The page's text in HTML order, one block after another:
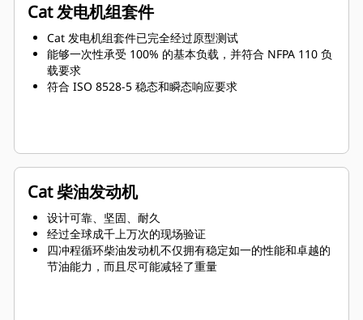
Cat 发电机组套件
Cat 发电机组套件已完全经过原型测试
能够一次性承受 100% 的基本负载，并符合 NFPA 110 负
载要求
符合 ISO 8528-5 稳态和瞬态响应要求
Cat 柴油发动机
设计可靠、坚固、耐久
经过全球成千上万次的现场验证
四冲程循环柴油发动机不仅拥有稳定如一的性能和卓越的
节油能力，而且尽可能减轻了重量